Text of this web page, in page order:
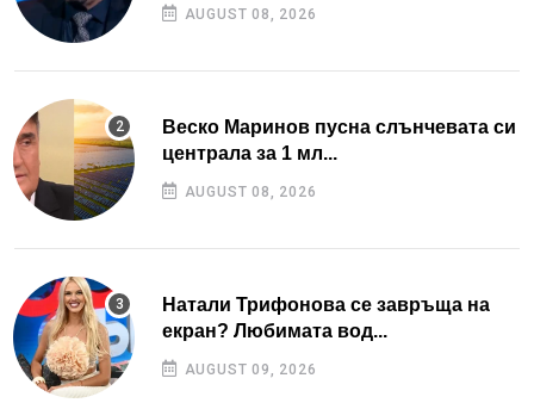
AUGUST 08, 2026
Веско Маринов пусна слънчевата си
централа за 1 мл...
AUGUST 08, 2026
Натали Трифонова се завръща на
екран? Любимата вод...
AUGUST 09, 2026